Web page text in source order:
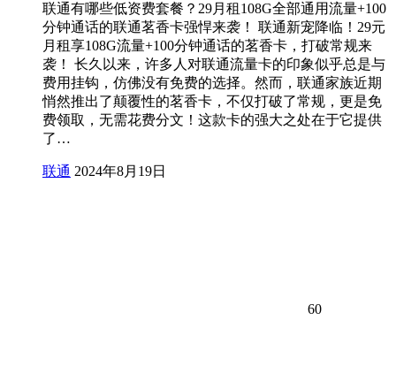
联通有哪些低资费套餐？29月租108G全部通用流量+100
分钟通话的联通茗香卡强悍来袭！ 联通新宠降临！29元
月租享108G流量+100分钟通话的茗香卡，打破常规来
袭！ 长久以来，许多人对联通流量卡的印象似乎总是与
费用挂钩，仿佛没有免费的选择。然而，联通家族近期
悄然推出了颠覆性的茗香卡，不仅打破了常规，更是免
费领取，无需花费分文！这款卡的强大之处在于它提供
了…
联通 2024年8月19日
60